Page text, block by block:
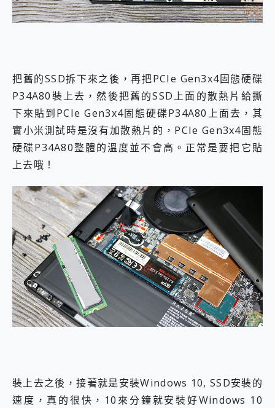
把舊的SSD拆下來之後，再把PCIe Gen3x4固態硬碟
P34A80裝上去，然後把舊的SSD上面的散熱片給撕
下來貼到PCIe Gen3x4固態硬碟P34A80上面去，其
實小米測試時是沒有加散熱片的，PCIe Gen3x4固態
硬碟P34A80整體的溫度並不會高。正常是要把它貼
上去哦！
裝上去之後，接著就是安裝Windows 10, SSD安裝的
速度，真的很快，10來分鐘就安裝好Windows 10